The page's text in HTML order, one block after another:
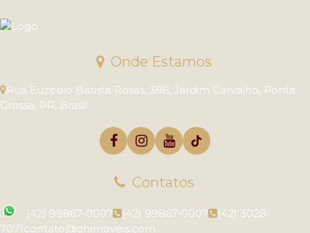
Onde Estamos
Rua Euzébio Batista Rosas, 386, Jardim Carvalho, Ponta
Grossa, PR, Brasil
Contatos
(42) 99867-0007 (42) 99867-0007
(42) 3028-
7071contato@ghimoveis.com